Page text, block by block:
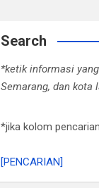
Search
*ketik informasi
Semarang, dan kota
*jika kolom
[PENCARIAN]